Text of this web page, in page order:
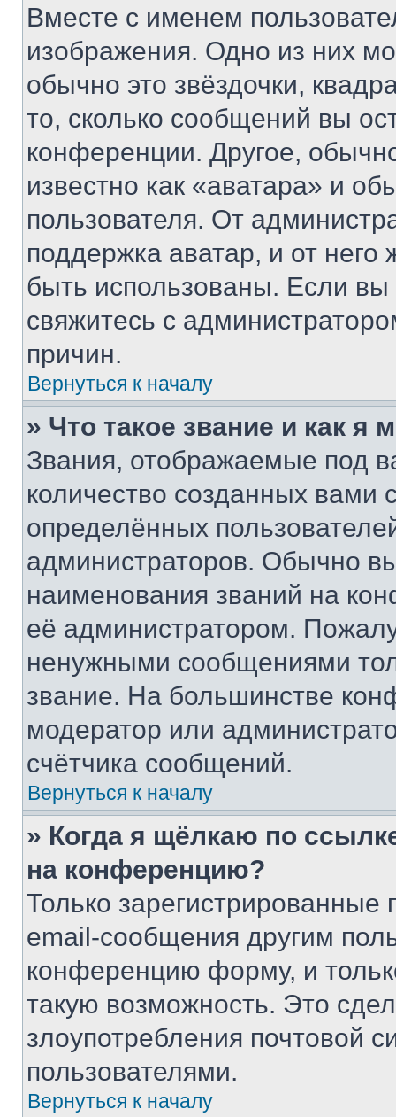
Вместе с именем
изображения. Одно из них
обычно это звёздочки,
то, сколько сообщений вы
конференции. Другое,
известно как «аватара» и
пользователя. От
поддержка аватар, и от него
быть использованы. Если
свяжитесь с
причин.
Вернуться к началу
» Что такое звание и как я
Звания, отображаемые под
количество созданных
определённых
администраторов. Обычно
наименования званий на
её администратором.
ненужными сообщениями
звание. На большинстве
модератор или
счётчика сообщений.
Вернуться к началу
» Когда я щёлкаю по
на конференцию?
Только зарегистрированные
email-сообщения другим
конференцию форму, и
такую возможность. Это
злоупотребления почтовой
пользователями.
Вернуться к началу